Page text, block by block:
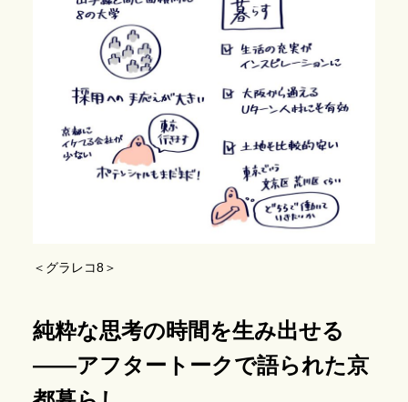
＜グラレコ8＞
純粋な思考の時間を生み出せる
――アフタートークで語られた京